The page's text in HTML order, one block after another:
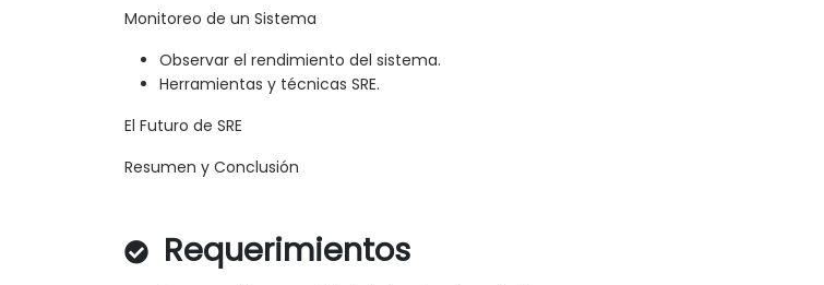
Monitoreo de un Sistema
Observar el rendimiento del sistema.
Herramientas y técnicas SRE.
El Futuro de SRE
Resumen y Conclusión
Requerimientos